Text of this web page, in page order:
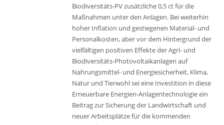
Biodiversitäts-PV zusätzliche 0,5 ct für die
Maßnahmen unter den Anlagen. Bei weiterhin
hoher Inflation und gestiegenen Material- und
Personalkosten, aber vor dem Hintergrund der
vielfältigen positiven Effekte der Agri- und
Biodiversitäts-Photovoltaikanlagen auf
Nahrungsmittel- und Energiesicherheit, Klima,
Natur und Tierwohl sei eine Investition in diese
Erneuerbare Energien-Anlagentechnologie ein
Beitrag zur Sicherung der Landwirtschaft und
neuer Arbeitsplätze für die kommenden